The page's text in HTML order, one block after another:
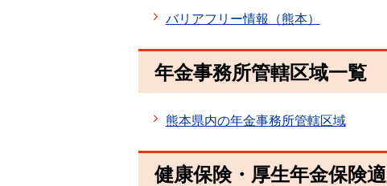
バリアフリー情報（熊本）
年金事務所管轄区域一覧
熊本県内の年金事務所管轄区域
健康保険・厚生年金保険